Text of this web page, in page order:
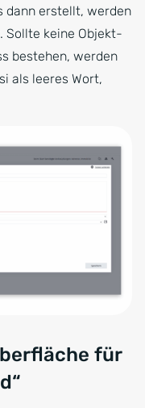
dann erstellt, werden
Sollte keine Objekt-
bestehen, werden
als leeres Wort,
für